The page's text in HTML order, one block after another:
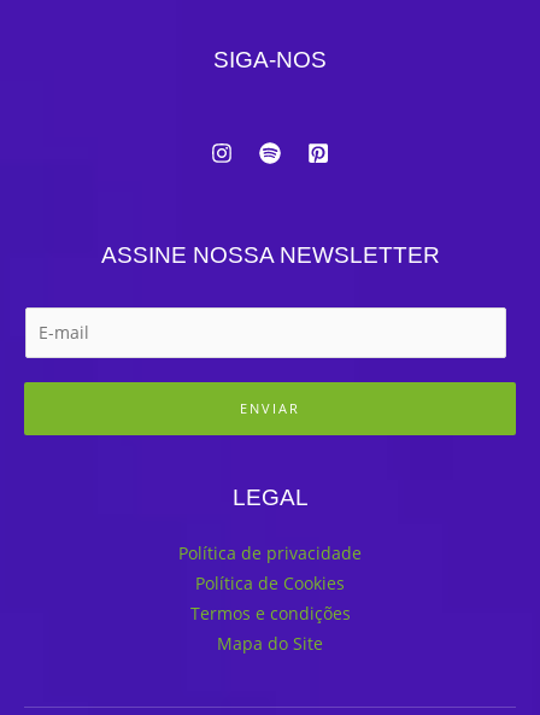
SIGA-NOS
ASSINE NOSSA NEWSLETTER
ENVIAR
LEGAL
Política de privacidade
Política de Cookies
Termos e condições
Mapa do Site